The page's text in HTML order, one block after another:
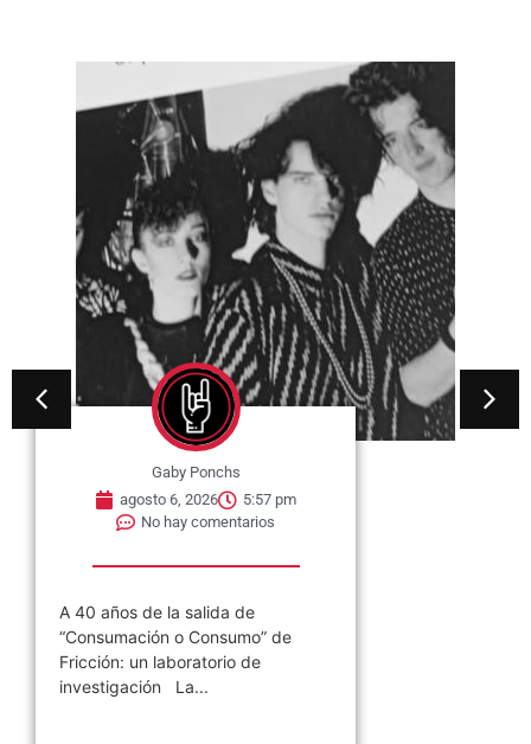
Gaby Ponchs
agosto 6, 2026
5:57 pm
No hay comentarios
A 40 años de la salida de
“Consumación o Consumo” de
Fricción: un laboratorio de
investigación La...